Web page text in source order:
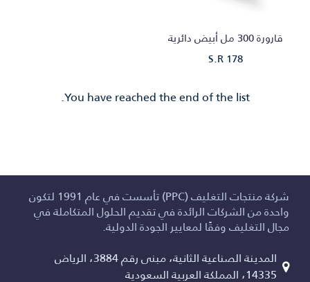
قارورة 300 مل أبيض دائرية
S.R 178
You have reached the end of the list.
شركة منتجات التغليف (PPC) تأسست في عام 1991 لتكون
واحدة من الشركات الرائدة في تقديم الحلول المتكاملة في
مجال التغليف وفقًا لمعايير الجودة الدولية.
المدينة الصناعية الثانية، مبنى رقم 3884، الرياض
14335، المملكة العربية السعودية